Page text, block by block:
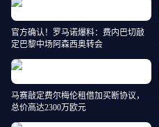
官方确认！罗马诺爆料：费内巴切敲
定巴黎中场阿森西奥转会
马赛敲定费尔梅伦租借加买断协议，
总价高达2300万欧元